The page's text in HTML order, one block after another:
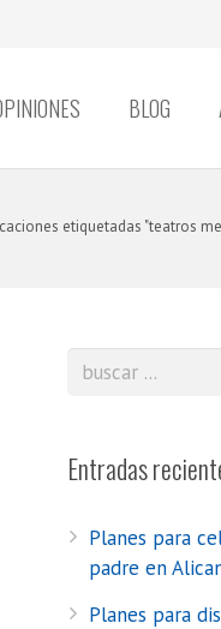
BLOG
etiquetadas "teatros
Entradas
Planes para
padre en
Planes para